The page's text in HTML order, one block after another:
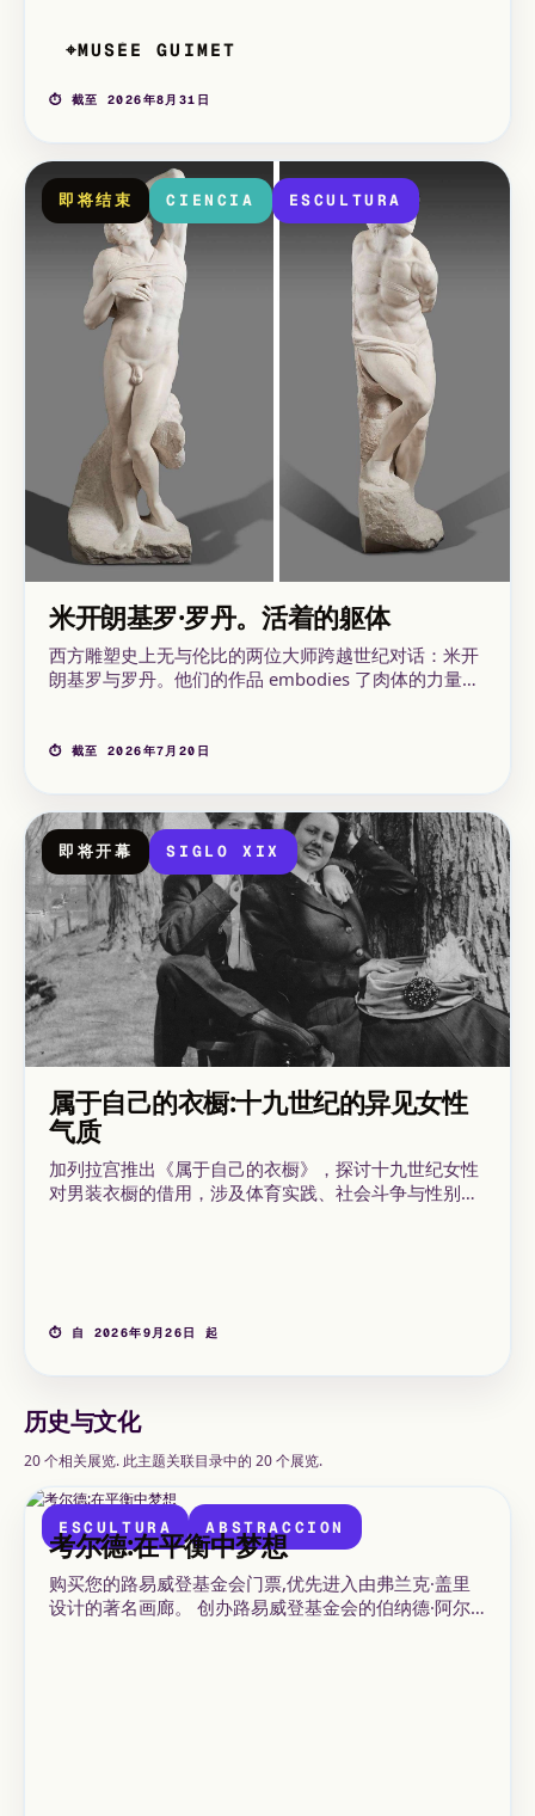
31 日在亚洲艺术博物馆古吉姆特展出。
⌖MUSÉE GUIMET
⏱ 截至 2026年8月31日
即将结束 CIENCIA ESCULTURA
米开朗基罗·罗丹。活着的躯体
西方雕塑史上无与伦比的两位大师跨越世纪对话：米开
朗基罗与罗丹。他们的作品 embodies 了肉体的力量与
⏱ 截至 2026年7月20日
即将开幕 SIGLO XIX
属于自己的衣橱:十九世纪的异见女性
气质
加列拉宫推出《属于自己的衣橱》，探讨十九世纪女性
对男装衣橱的借用，涉及体育实践、社会斗争与性别异
⏱ 自 2026年9月26日 起
历史与文化
20 个相关展览. 此主题关联目录中的 20 个展览.
ESCULTURA ABSTRACCION
考尔德:在平衡中梦想
购买您的路易威登基金会门票,优先进入由弗兰克·盖里
设计的著名画廊。 创办路易威登基金会的伯纳德·阿尔